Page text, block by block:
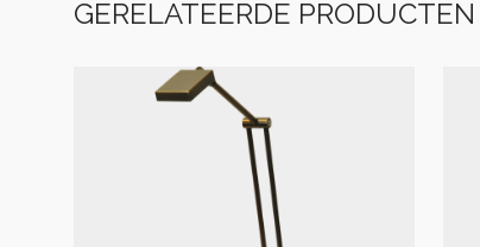
GERELATEERDE PRODUCTEN